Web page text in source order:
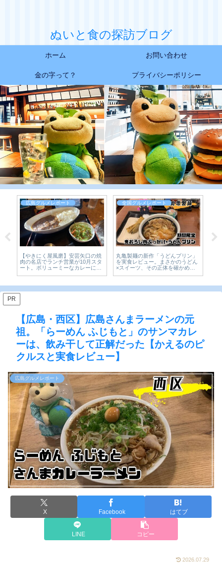
ぬいと食の探訪ブログ
ホーム お問い合わせ
金の字って？ プライバシーポリシー
広島グルメレポート
【やきにく屋風磨】安芸矢口の焼
肉の名店でランチ営業が10月スタ
ート。ボリューミーなカレーに舌
全国グルメレポート
丸亀製麺の新作「うどんプリン」
を実食レビュー。まさかのうどん
×スイーツ、その正体を確かめて
PR
【広島・西区】広島さんまラーメンの元
祖。「らーめん ふじもと」のサンマカレ
ーは、飲み干して正解だった【かえるのピ
クルスと実食レビュー】
広島グルメレポート
X Facebook はてブ
LINE コピー
2026.07.29